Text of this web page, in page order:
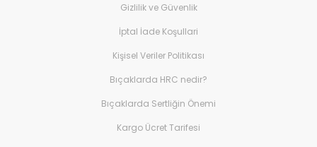
Gizlilik ve Güvenlik
İptal İade Koşullari
Kişisel Veriler Politikası
Bıçaklarda HRC nedir?
Bıçaklarda Sertliğin Önemi
Kargo Ücret Tarifesi